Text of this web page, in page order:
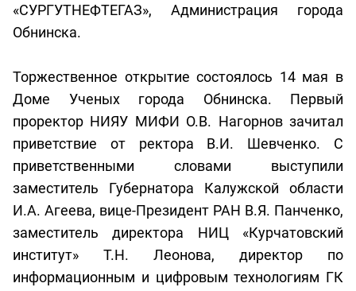
«СУРГУТНЕФТЕГАЗ», Администрация города
Обнинска.
Торжественное открытие состоялось 14 мая в
Доме Ученых города Обнинска. Первый
проректор НИЯУ МИФИ О.В. Нагорнов зачитал
приветствие от ректора В.И. Шевченко. С
приветственными словами выступили
заместитель Губернатора Калужской области
И.А. Агеева, вице-Президент РАН В.Я. Панченко,
заместитель директора НИЦ «Курчатовский
институт» Т.Н. Леонова, директор по
информационным и цифровым технологиям ГК